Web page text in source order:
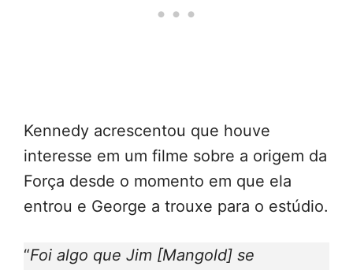
Kennedy acrescentou que houve
interesse em um filme sobre a origem da
Força desde o momento em que ela
entrou e George a trouxe para o estúdio.
“Foi algo que Jim [Mangold] se